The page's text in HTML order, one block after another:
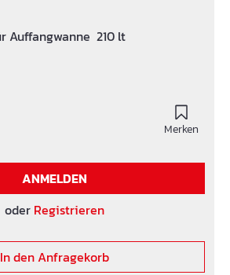
Faßbock (FB 1) für Auffangwanne 210 lt
Merken
ANMELDEN
oder Registrieren
In den Anfragekorb